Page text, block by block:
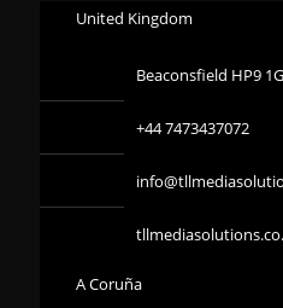
United Kingdom
Beaconsfield HP9
+44 7473437072
A Coruña